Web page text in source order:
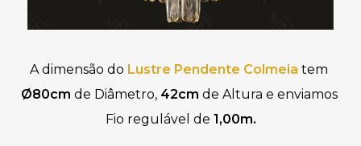
A dimensão do Lustre Pendente Colmeia
Ø80cm de Diâmetro, 42cm de Altura e enviamos
Fio regulável de 1,00m.